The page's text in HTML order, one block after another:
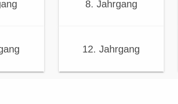
8. Jahrgang
12. Jahrgang